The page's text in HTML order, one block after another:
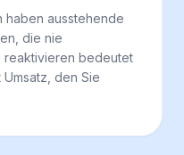
haben ausstehende
die nie
reaktivieren bedeutet
Umsatz, den Sie